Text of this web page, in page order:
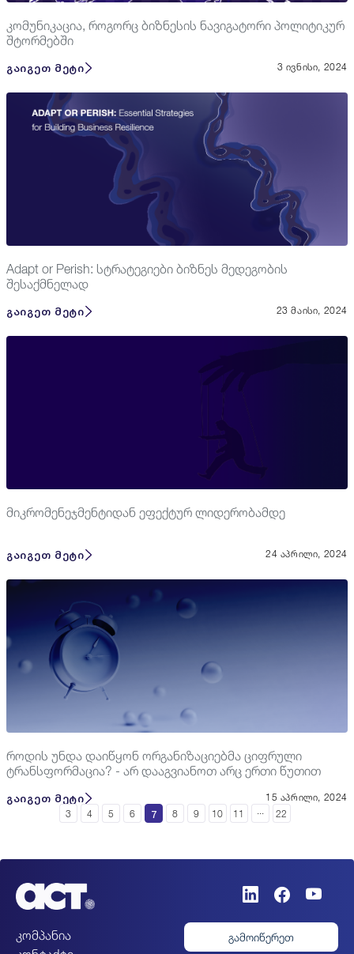
კომუნიკაცია, როგორც ბიზნესის ნავიგატორი პოლიტიკურ
შტორმებში
გაიგეთ მეტი 3 ივნისი, 2024
Adapt or Perish: სტრატეგიები ბიზნეს მედეგობის
შესაქმნელად
გაიგეთ მეტი 23 მაისი, 2024
მიკრომენეჯმენტიდან ეფექტურ ლიდერობამდე
გაიგეთ მეტი 24 აპრილი, 2024
როდის უნდა დაიწყონ ორგანიზაციებმა ციფრული
ტრანსფორმაცია? - არ დააგვიანოთ არც ერთი წუთით
გაიგეთ მეტი
15 აპრილი, 2024
3
4 5 6 7 8 9 10 11 ... 22
კომპანია
გამოიწერეთ